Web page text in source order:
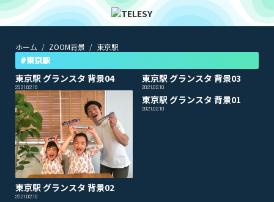
コラム
ZOOM背景
TELESYについて
ホーム ZOOM背景 東京駅
#東京駅
東京駅 グランスタ 背景04
2021.02.10
東京駅 グランスタ 背景03
2021.02.10
東京駅 グランスタ 背景02
2021.02.10
東京駅 グランスタ 背景01
2021.02.10